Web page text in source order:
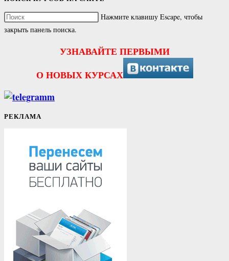
Нажмите клавишу Escape, чтобы
закрыть панель поиска.
УЗНАВАЙТЕ ПЕРВЫМИ
О НОВЫХ КУРСАХ
РЕКЛАМА